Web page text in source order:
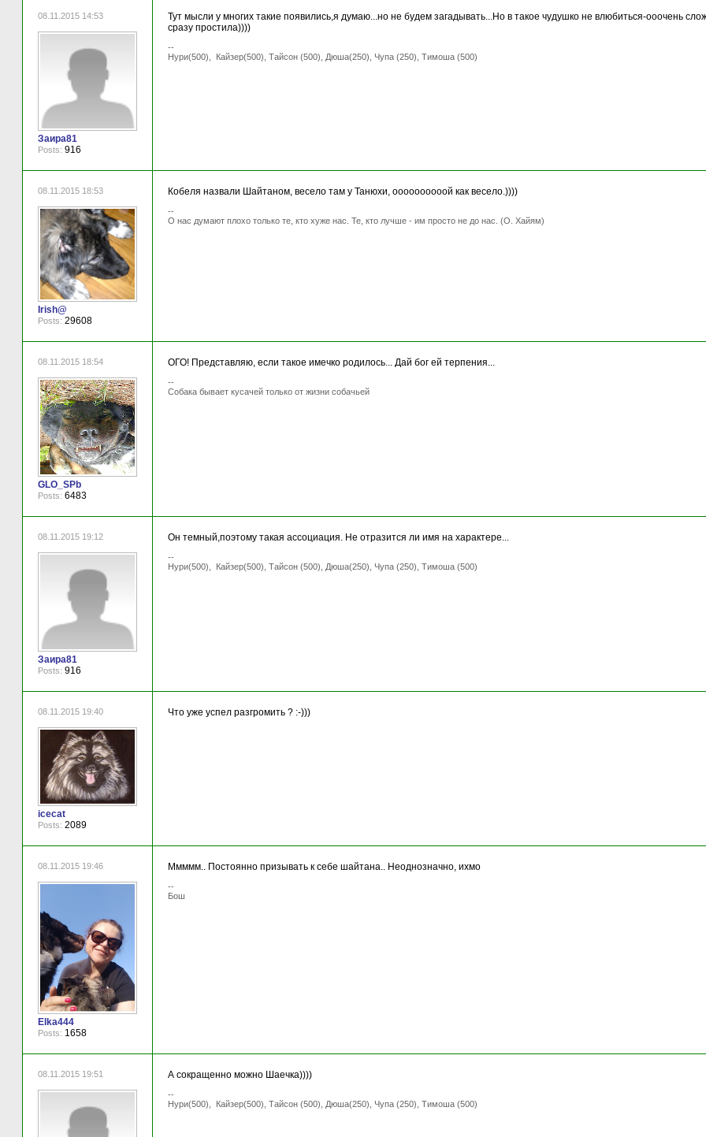
08.11.2015 14:53
Заира81
Posts: 916
Тут мысли у многих такие появились,я думаю...но не будем загадывать...Но в такое чудушко не влюбиться-ооочень
сразу простила))))
--
Нури(500), Кайзер(500), Тайсон (500), Дюша(250), Чупа (250), Тимоша (500)
08.11.2015 18:53
Irish@
Posts: 29608
Кобеля назвали Шайтаном, весело там у Танюхи, оооооооооой как весело.))))
--
О нас думают плохо только те, кто хуже нас. Те, кто лучше - им просто не до нас. (О. Хайям)
08.11.2015 18:54
GLO_SPb
Posts: 6483
ОГО! Представляю, если такое имечко родилось... Дай бог ей терпения...
--
Собака бывает кусачей только от жизни собачьей
08.11.2015 19:12
Заира81
Posts: 916
Он темный,поэтому такая ассоциация. Не отразится ли имя на характере...
--
Нури(500), Кайзер(500), Тайсон (500), Дюша(250), Чупа (250), Тимоша (500)
08.11.2015 19:40
icecat
Posts: 2089
Что уже успел разгромить ? :-)))
08.11.2015 19:46
Elka444
Posts: 1658
Ммммм.. Постоянно призывать к себе шайтана.. Неоднозначно, ихмо
--
Бош
08.11.2015 19:51 А сокращенно можно Шаечка))))
--
Нури(500), Кайзер(500), Тайсон (500), Дюша(250), Чупа (250), Тимоша (500)